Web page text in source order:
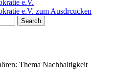
Search
Thema Nachhaltigkeit